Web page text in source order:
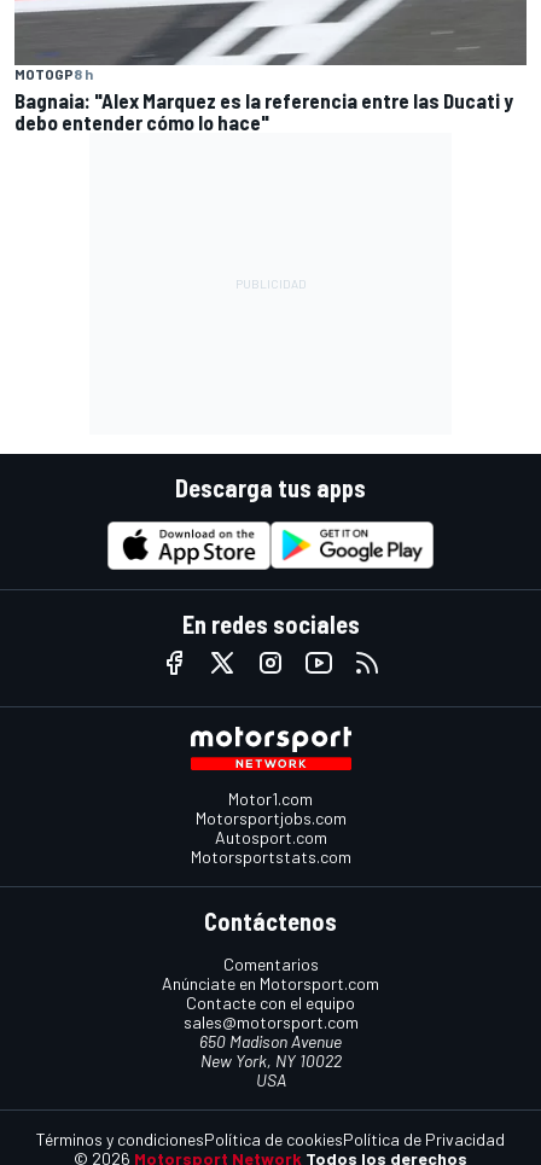
MOTOGP8 h
Bagnaia: "Alex Marquez es la referencia entre las Ducati y
debo entender cómo lo hace"
Descarga tus apps
En redes sociales
Motor1.com
Motorsportjobs.com
Autosport.com
Motorsportstats.com
Contáctenos
Comentarios
Anúnciate en Motorsport.com
Contacte con el equipo
sales@motorsport.com
650 Madison Avenue
New York, NY 10022
USA
© 2026 Motorsport Network Todos los derechos
Términos y condicionesPolítica de cookiesPolítica de Privacidad